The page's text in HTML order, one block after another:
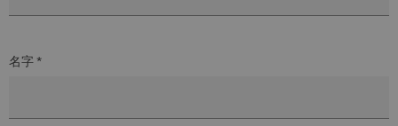
名字 *